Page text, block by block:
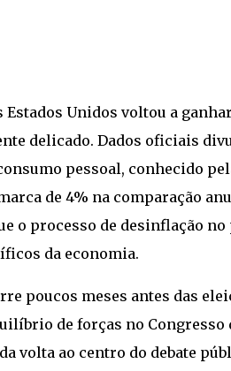
Estados Unidos voltou a
delicado. Dados oficiais
pessoal, conhecido
de 4% na comparação
o processo de desinflação
da economia.
poucos meses antes das
de forças no Congresso
volta ao centro do debate